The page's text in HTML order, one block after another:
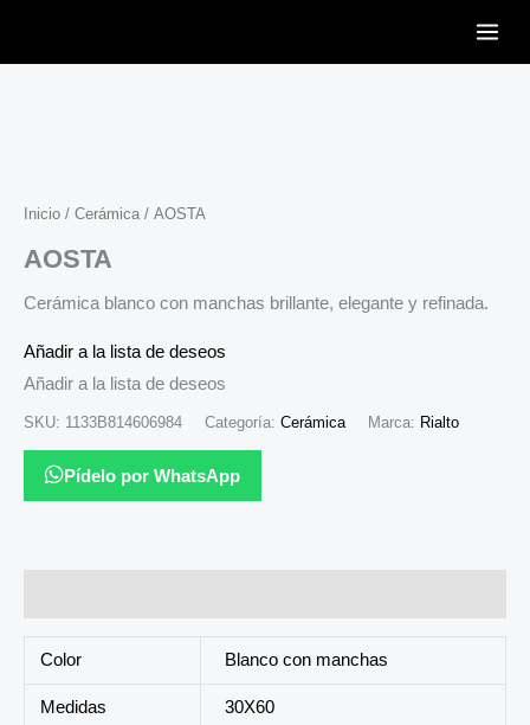
Inicio / Cerámica / AOSTA
AOSTA
Cerámica blanco con manchas brillante, elegante y refinada.
Añadir a la lista de deseos
Añadir a la lista de deseos
SKU: 1133B814606984 Categoría: Cerámica Marca: Rialto
Pídelo por WhatsApp
Color Blanco con manchas
Medidas 30X60